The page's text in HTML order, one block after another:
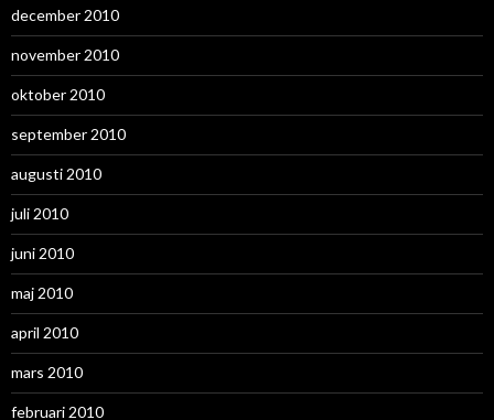
december 2010
november 2010
oktober 2010
september 2010
augusti 2010
juli 2010
juni 2010
maj 2010
april 2010
mars 2010
februari 2010